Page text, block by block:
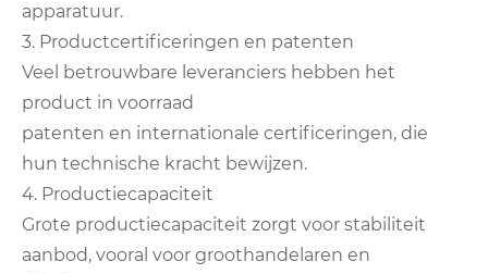
apparatuur.
3. Productcertificeringen en patenten
Veel betrouwbare leveranciers hebben het
product in voorraad
patenten en internationale certificeringen, die
hun technische kracht bewijzen.
4. Productiecapaciteit
Grote productiecapaciteit zorgt voor stabiliteit
aanbod, vooral voor groothandelaren en